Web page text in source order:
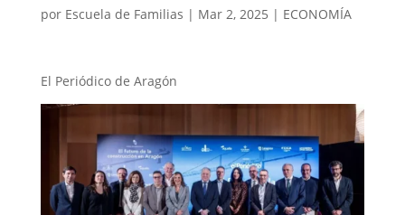
por Escuela de Familias | Mar 2, 2025 | ECONOMÍA
El Periódico de Aragón